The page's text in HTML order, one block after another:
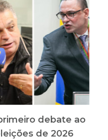
debate ao
de 2026